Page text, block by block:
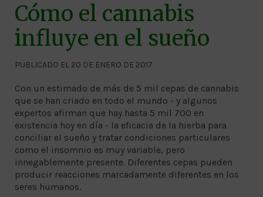
Cómo el cannabis
influye en el sueño
PUBLICADO EL 20 DE ENERO DE 2017
Con un estimado de más de 5 mil cepas de cannabis
que se han criado en todo el mundo - y algunos
expertos afirman que hay hasta 5 mil 700 en
existencia hoy en día - la eficacia de la hierba para
conciliar el sueño y tratar condiciones particulares
como el insomnio es muy variable, pero
innegablemente presente. Diferentes cepas pueden
producir reacciones marcadamente diferentes en los
seres humanos.